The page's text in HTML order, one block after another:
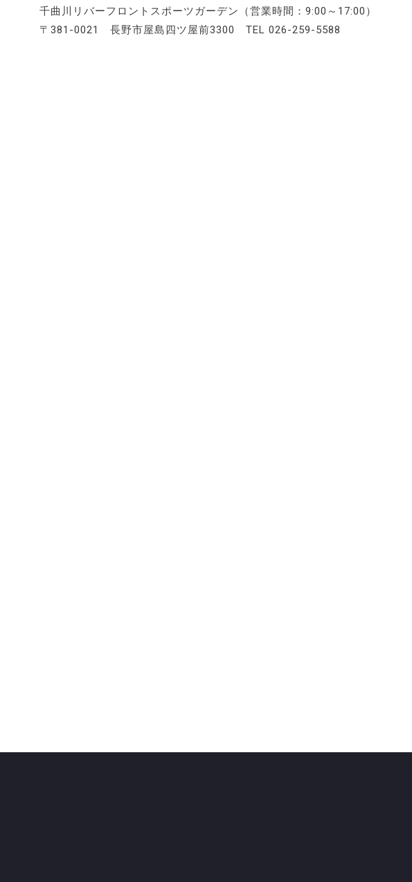
千曲川リバーフロントスポーツガーデン（営業時間：9:00～17:00）
〒381-0021 長野市屋島四ツ屋前3300 TEL 026-259-5588